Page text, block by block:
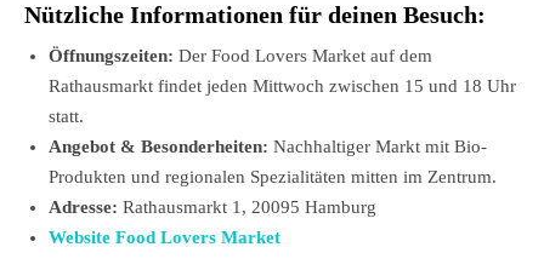
Nützliche Informationen für deinen Besuch:
Öffnungszeiten: Der Food Lovers Market auf dem
Rathausmarkt findet jeden Mittwoch zwischen 15 und 18 Uhr
statt.
Angebot & Besonderheiten: Nachhaltiger Markt mit Bio-
Produkten und regionalen Spezialitäten mitten im Zentrum.
Adresse: Rathausmarkt 1, 20095 Hamburg
Website Food Lovers Market